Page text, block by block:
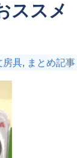
ススメ
房具, まとめ記事